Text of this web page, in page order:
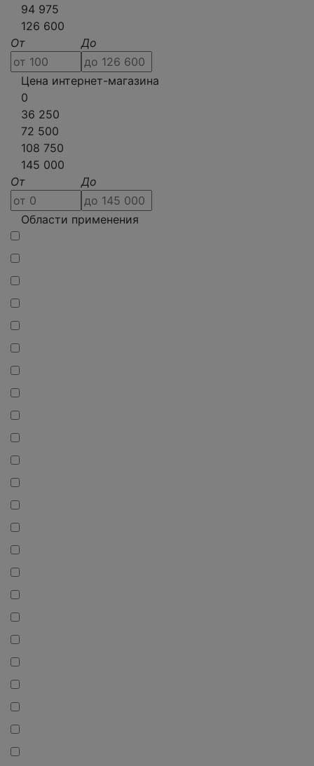
94 975
126 600
От
До
Цена интернет-магазина
0
36 250
72 500
108 750
145 000
От
До
Области применения